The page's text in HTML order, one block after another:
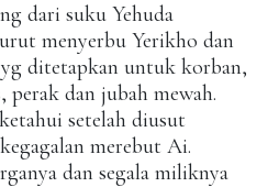
dari suku Yehuda
menyerbu Yerikho dan
ditetapkan untuk korban,
perak dan jubah mewah.
setelah diusut
merebut Ai.
dan segala miliknya